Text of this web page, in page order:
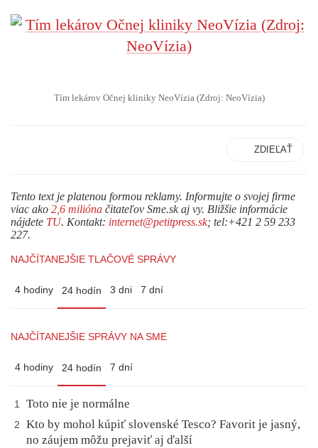
Tím lekárov Očnej kliniky NeoVízia (Zdroj: NeoVízia)
ZDIEĽAŤ
Tento text je platenou formou reklamy. Informujte o svojej firme
viac ako 2,6 milióna čitateľov Sme.sk aj vy. Bližšie informácie
nájdete TU. Kontakt: internet@petitpress.sk; tel:+421 2 59 233
227.
NAJČÍTANEJŠIE TLAČOVÉ SPRÁVY
4 hodiny 24 hodín 3 dni 7 dní
NAJČÍTANEJŠIE SPRÁVY NA SME
4 hodiny 24 hodín 7 dní
1 Toto nie je normálne
2
Kto by mohol kúpiť slovenské Tesco? Favorit je jasný,
no záujem môžu prejaviť aj ďalší